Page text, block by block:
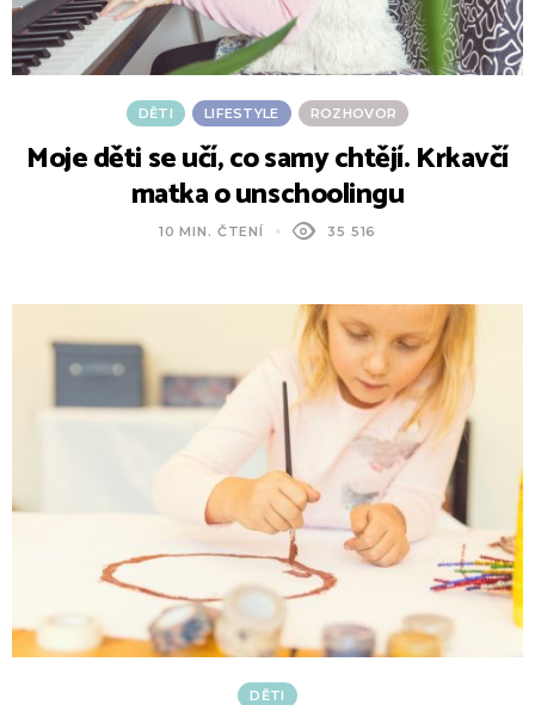
DĚTI LIFESTYLE ROZHOVOR
Moje děti se učí, co samy chtějí. Krkavčí
matka o unschoolingu
10 MIN. ČTENÍ 35 516
DĚTI